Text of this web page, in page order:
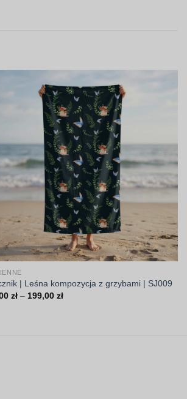
| Leśna kompozycja z grzybami | SJ009
zł – 199,00złZakres